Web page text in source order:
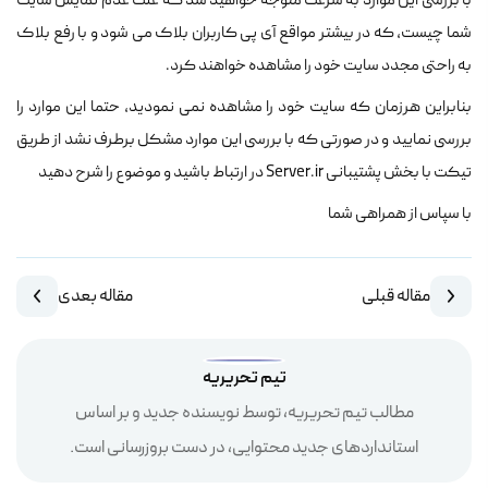
شما چیست، که در بیشتر مواقع آی پی کاربران بلاک می شود و با رفع بلاک
به راحتی مجدد سایت خود را مشاهده خواهند کرد.
بنابراین هرزمان که سایت خود را مشاهده نمی نمودید، حتما این موارد را
بررسی نمایید و در صورتی که با بررسی این موارد مشکل برطرف نشد از طریق
تیکت با بخش پشتیبانی Server.ir در ارتباط باشید و موضوع را شرح دهید
با سپاس از همراهی شما
مقاله قبلی مقاله بعدی
تیم تحریریه
مطالب تیم تحریریه، توسط نویسنده جدید و بر اساس
استانداردهای جدید محتوایی، در دست بروزرسانی است.